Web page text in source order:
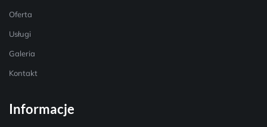
Oferta
Usługi
Galeria
Kontakt
Informacje